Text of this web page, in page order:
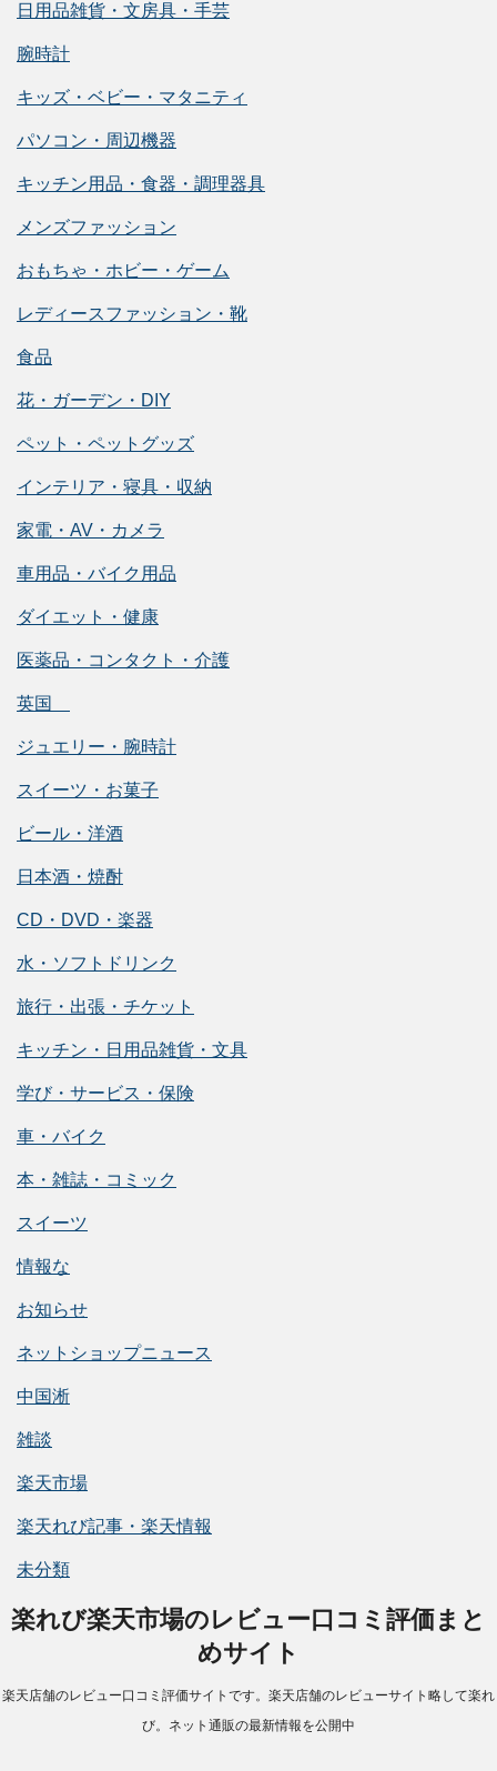
日用品雑貨・文房具・手芸
腕時計
キッズ・ベビー・マタニティ
パソコン・周辺機器
キッチン用品・食器・調理器具
メンズファッション
おもちゃ・ホビー・ゲーム
レディースファッション・靴
食品
花・ガーデン・DIY
ペット・ペットグッズ
インテリア・寝具・収納
家電・AV・カメラ
車用品・バイク用品
ダイエット・健康
医薬品・コンタクト・介護
英国
ジュエリー・腕時計
スイーツ・お菓子
ビール・洋酒
日本酒・焼酎
CD・DVD・楽器
水・ソフトドリンク
旅行・出張・チケット
キッチン・日用品雑貨・文具
学び・サービス・保険
車・バイク
本・雑誌・コミック
スイーツ
情報な
お知らせ
ネットショップニュース
中国淅
雑談
楽天市場
楽天れび記事・楽天情報
未分類
楽れび楽天市場のレビュー口コミ評価まと
めサイト
楽天店舗のレビュー口コミ評価サイトです。楽天店舗のレビューサイト略して楽れ
び。ネット通販の最新情報を公開中